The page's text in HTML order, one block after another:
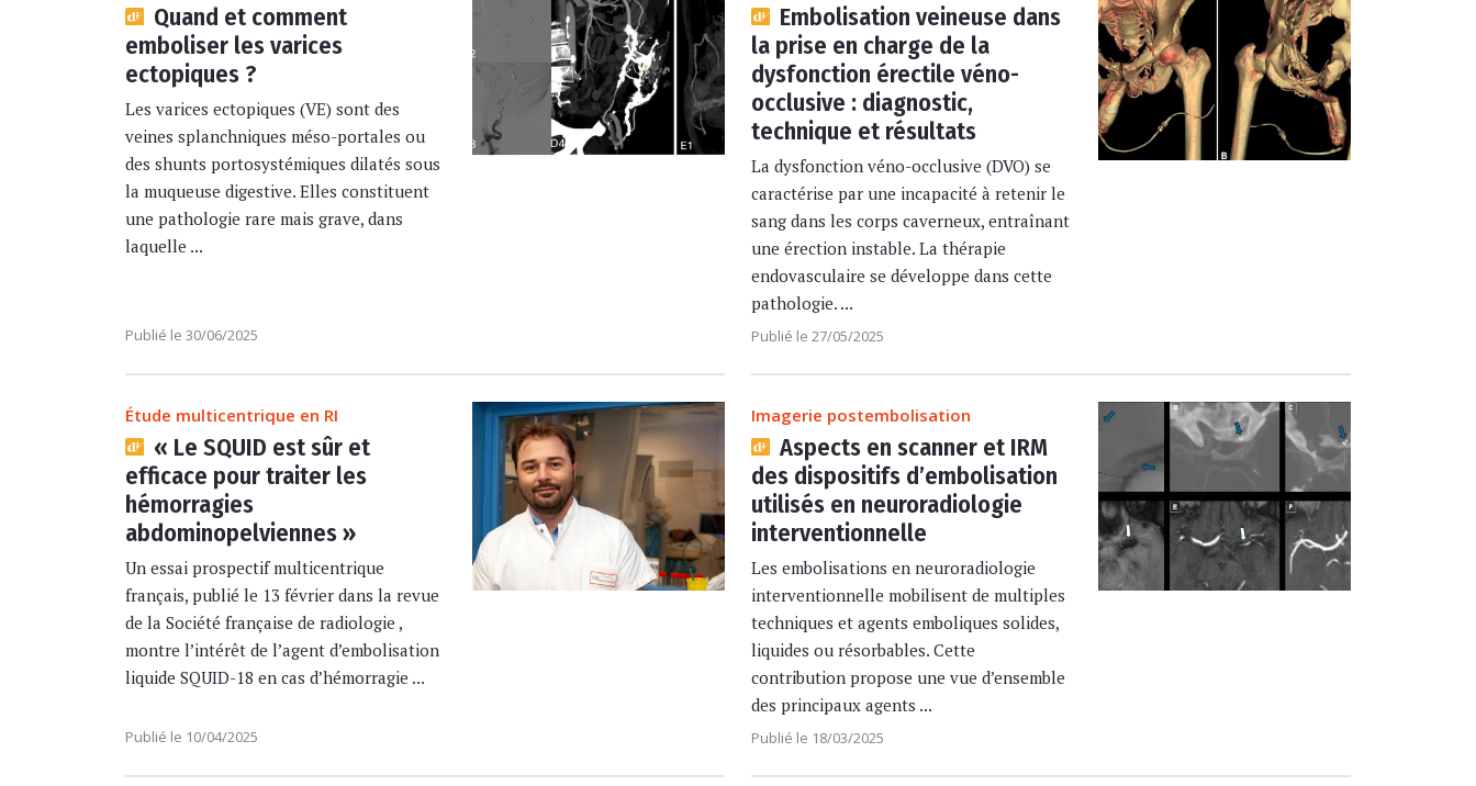
Quand et comment
emboliser les varices
ectopiques ?
Les varices ectopiques (VE) sont des
veines splanchniques méso-portales ou
des shunts portosystémiques dilatés sous
la muqueuse digestive. Elles constituent
une pathologie rare mais grave, dans
laquelle ...
Publié le 30/06/2025
Embolisation veineuse dans
la prise en charge de la
dysfonction érectile véno-
occlusive : diagnostic,
technique et résultats
La dysfonction véno-occlusive (DVO) se
caractérise par une incapacité à retenir le
sang dans les corps caverneux, entraînant
une érection instable. La thérapie
endovasculaire se développe dans cette
pathologie. ...
Publié le 27/05/2025
Étude multicentrique en RI
« Le SQUID est sûr et
efficace pour traiter les
hémorragies
abdominopelviennes »
Un essai prospectif multicentrique
français, publié le 13 février dans la revue
de la Société française de radiologie ,
montre l’intérêt de l’agent d’embolisation
liquide SQUID-18 en cas d’hémorragie ...
Publié le 10/04/2025
Imagerie postembolisation
Aspects en scanner et IRM
des dispositifs d’embolisation
utilisés en neuroradiologie
interventionnelle
Les embolisations en neuroradiologie
interventionnelle mobilisent de multiples
techniques et agents emboliques solides,
liquides ou résorbables. Cette
contribution propose une vue d’ensemble
des principaux agents ...
Publié le 18/03/2025